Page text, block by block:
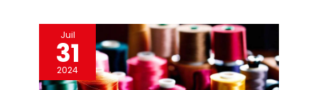
Juil
31
2024